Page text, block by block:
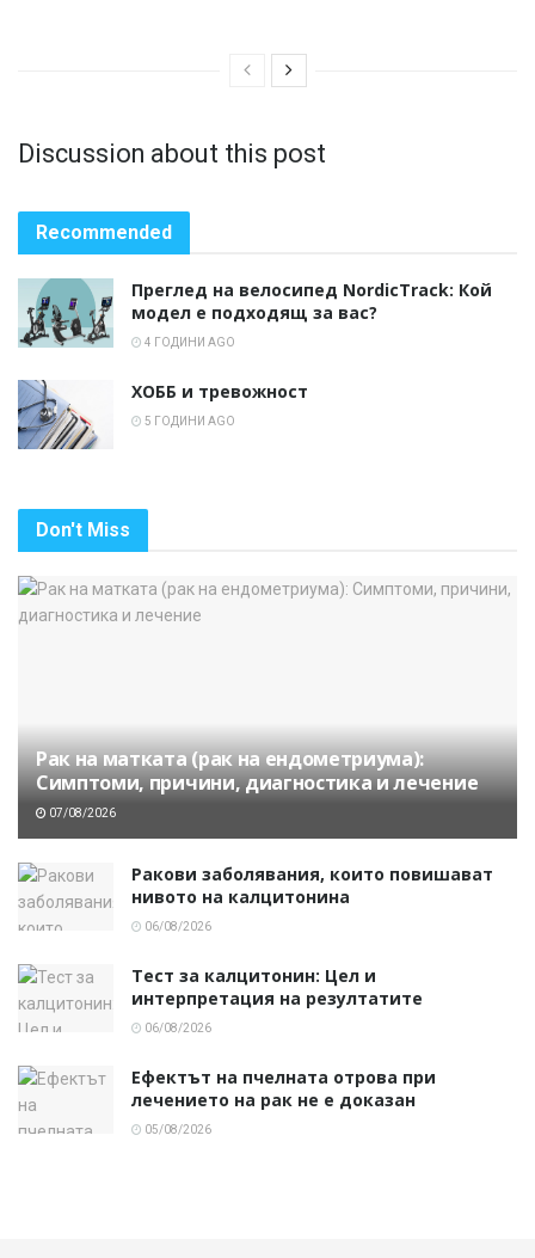
Discussion about this post
Recommended
Преглед на велосипед NordicTrack: Кой
модел е подходящ за вас?
4 ГОДИНИ AGO
ХОББ и тревожност
5 ГОДИНИ AGO
Don't Miss
Рак на матката (рак на ендометриума):
Симптоми, причини, диагностика и лечение
07/08/2026
Ракови заболявания, които повишават
нивото на калцитонина
06/08/2026
Тест за калцитонин: Цел и
интерпретация на резултатите
06/08/2026
Ефектът на пчелната отрова при
лечението на рак не е доказан
05/08/2026